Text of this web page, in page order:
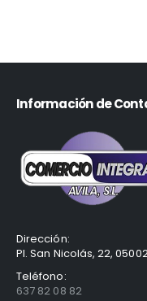
Información de
Dirección:
Pl. San Nicolás, 22,
Teléfono:
637 82 08 82